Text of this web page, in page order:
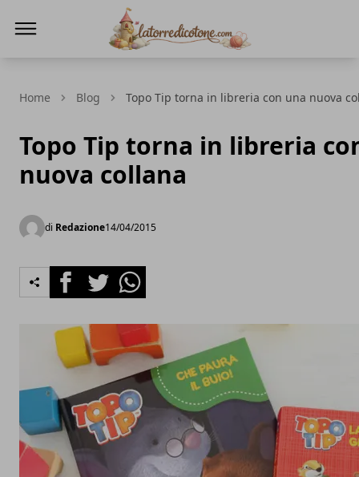
Home Blog Topo Tip torna in libreria con una nuova
Topo Tip torna in libreria
nuova collana
di Redazione14/04/2015
FacebookTwitterWhatsapp